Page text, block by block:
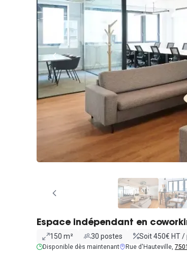
Espace indépendant en
150 m² 30 postes Soit 450€ HT
Disponible dès maintenant Rue d'Hauteville,